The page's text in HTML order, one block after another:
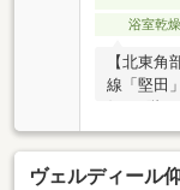
浴室乾
【北東
線「堅田
活至便な
ヴェルディール